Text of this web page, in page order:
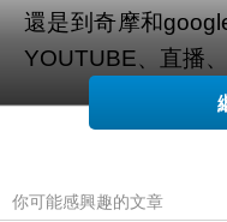
還是到奇摩和
YOUTUBE、直播
幫您整理出來在
有需要的網友們可
你可能感興趣的文章